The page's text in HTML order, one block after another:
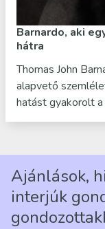
Barnardo, aki
hátra
Thomas John
alapvető
hatást gyakorolt
Ajánlások,
interjúk